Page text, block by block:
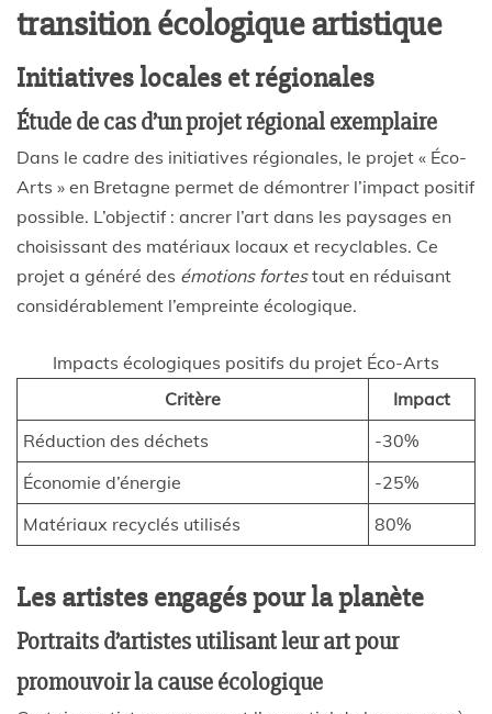
transition écologique artistique
Initiatives locales et régionales
Étude de cas d’un projet régional exemplaire
Dans le cadre des initiatives régionales, le projet « Éco-
Arts » en Bretagne permet de démontrer l’impact positif
possible. L’objectif : ancrer l’art dans les paysages en
choisissant des matériaux locaux et recyclables. Ce
projet a généré des émotions fortestout en réduisant
considérablement l’empreinte écologique.
Impacts écologiques positifs du projet Éco-Arts
Critère
Impact
Réduction des déchets
-30%
Économie d’énergie
-25%
Matériaux recyclés utilisés
80%
Les artistes engagés pour la planète
Portraits d’artistes utilisant leur art pour
promouvoir la cause écologique